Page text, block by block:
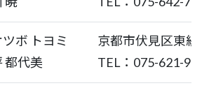
ボ トヨミ
都代美
京都市伏見区東
TEL：075-621-